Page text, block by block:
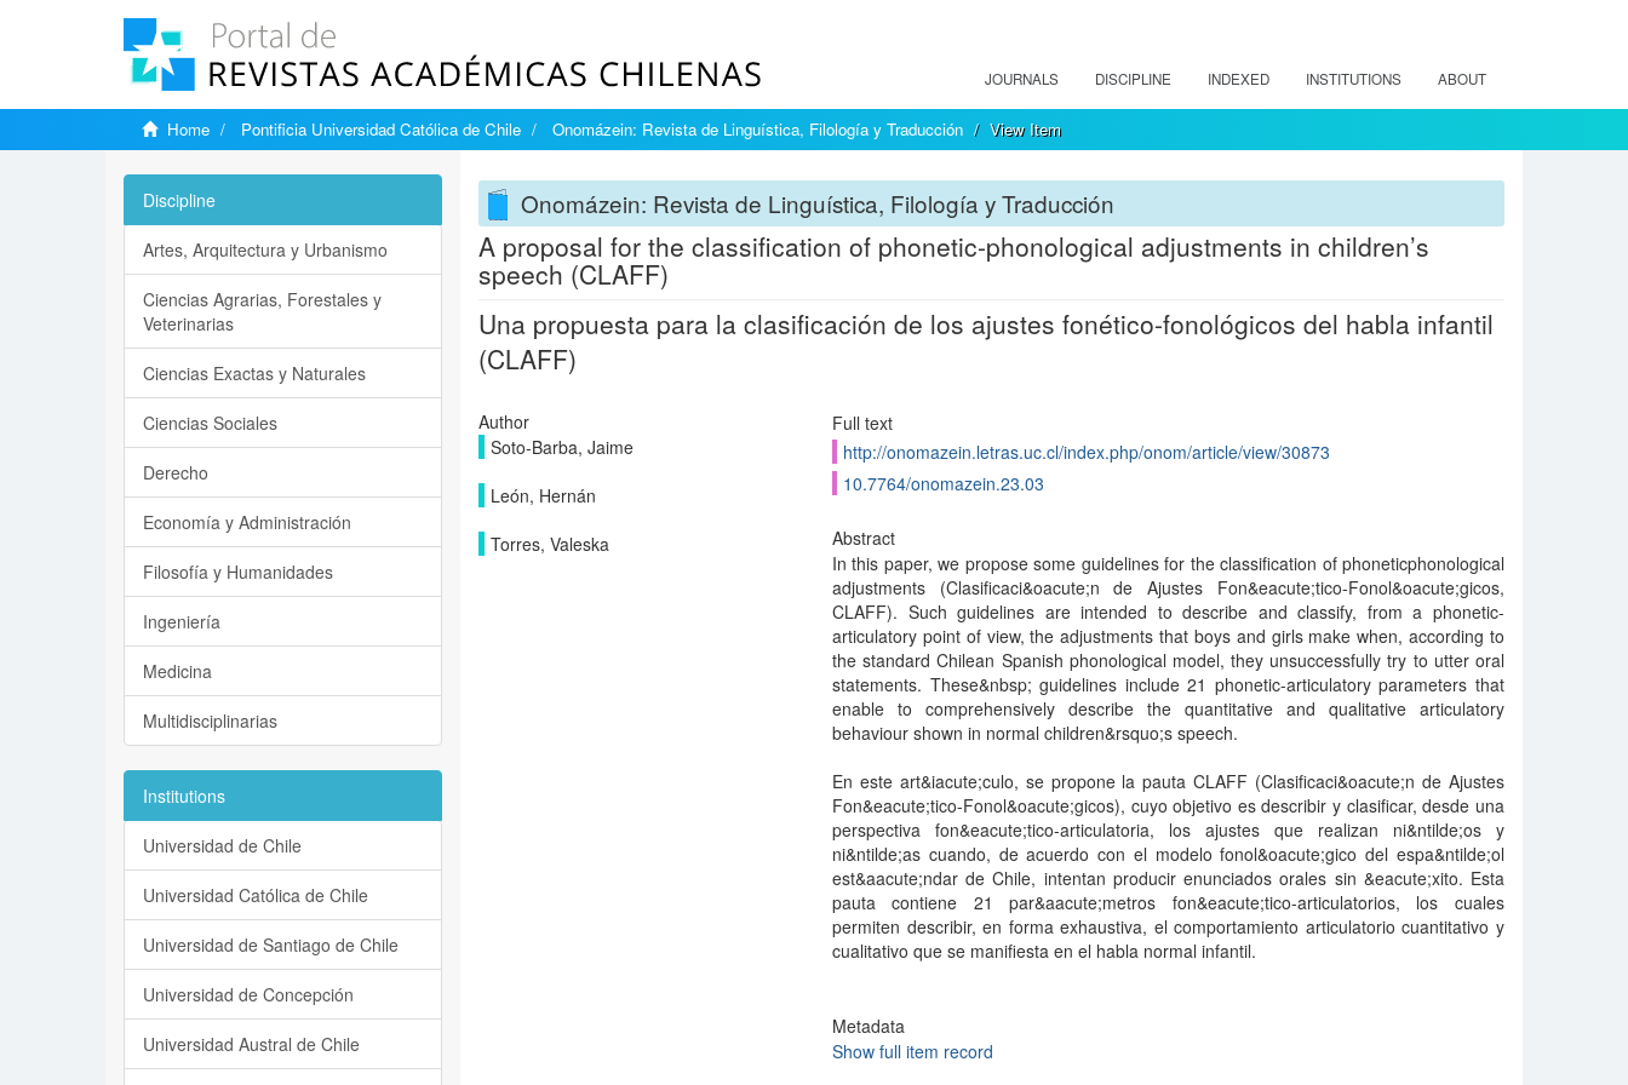
JOURNALS DISCIPLINE INDEXED INSTITUTIONS ABOUT
Home Pontificia Universidad Católica de Chile Onomázein: Revista de Linguística, Filología y Traducción View Item
Onomázein: Revista de Linguística, Filología y Traducción
A proposal for the classification of phonetic-phonological adjustments in children’s
speech (CLAFF)
Una propuesta para la clasificación de los ajustes fonético-fonológicos del habla infantil
(CLAFF)
Author
Soto-Barba, Jaime
León, Hernán
Torres, Valeska
Full text
http://onomazein.letras.uc.cl/index.php/onom/article/view/30873
10.7764/onomazein.23.03
Abstract
In this paper, we propose some guidelines for the classification of phoneticphonological
adjustments (Clasificaci&oacute;n de Ajustes Fon&eacute;tico-Fonol&oacute;gicos,
CLAFF). Such guidelines are intended to describe and classify, from a phonetic-
articulatory point of view, the adjustments that boys and girls make when, according to
the standard Chilean Spanish phonological model, they unsuccessfully try to utter oral
statements. These&nbsp; guidelines include 21 phonetic-articulatory parameters that
enable to comprehensively describe the quantitative and qualitative articulatory
behaviour shown in normal children&rsquo;s speech.
En este art&iacute;culo, se propone la pauta CLAFF (Clasificaci&oacute;n de Ajustes
Fon&eacute;tico-Fonol&oacute;gicos), cuyo objetivo es describir y clasificar, desde una
perspectiva fon&eacute;tico-articulatoria, los ajustes que realizan ni&ntilde;os y
ni&ntilde;as cuando, de acuerdo con el modelo fonol&oacute;gico del espa&ntilde;ol
est&aacute;ndar de Chile, intentan producir enunciados orales sin &eacute;xito. Esta
pauta contiene 21 par&aacute;metros fon&eacute;tico-articulatorios, los cuales
permiten describir, en forma exhaustiva, el comportamiento articulatorio cuantitativo y
cualitativo que se manifiesta en el habla normal infantil.
Metadata
Show full item record
Discipline
Artes, Arquitectura y Urbanismo
Ciencias Agrarias, Forestales y
Veterinarias
Ciencias Exactas y Naturales
Ciencias Sociales
Derecho
Economía y Administración
Filosofía y Humanidades
Ingeniería
Medicina
Multidisciplinarias
Institutions
Universidad de Chile
Universidad Católica de Chile
Universidad de Santiago de Chile
Universidad de Concepción
Universidad Austral de Chile